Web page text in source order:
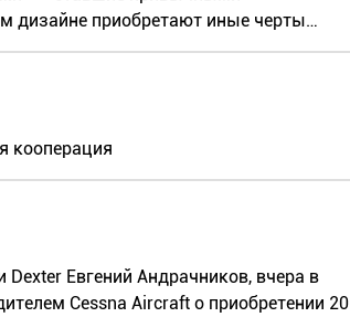
дизайне приобретают иные черты…
кооперация
Евгений Андрачников, вчера в
Cessna Aircraft о приобретении 20